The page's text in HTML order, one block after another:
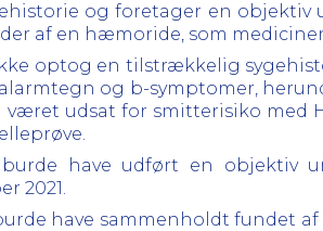
og foretager en
af en hæmoride, som
optog en tilstrækkelig
og b-symptomer,
udsat for smitterisiko med
burde have udført en objektiv
2021.
have sammenholdt fundet